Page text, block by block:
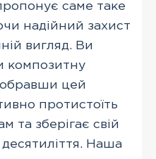
саме таке
надійний захист
вигляд. Ви
композитну
обравши цей
протистоїть
та зберігає свій
Наша